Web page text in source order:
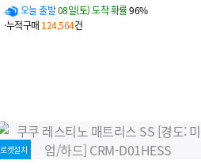
오늘 출발08일(토) 도착 확률96%
·누적구매 124,564건
로켓설치